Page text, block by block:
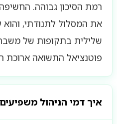
רמת הסיכון גבוהה.
את המסלול לתנודתי,
שלילית בתקופות של
פוטנציאל התשואה ארוכת
איך דמי הניהול